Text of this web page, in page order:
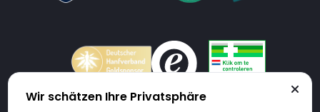
Wir schätzen Ihre Privatsphäre